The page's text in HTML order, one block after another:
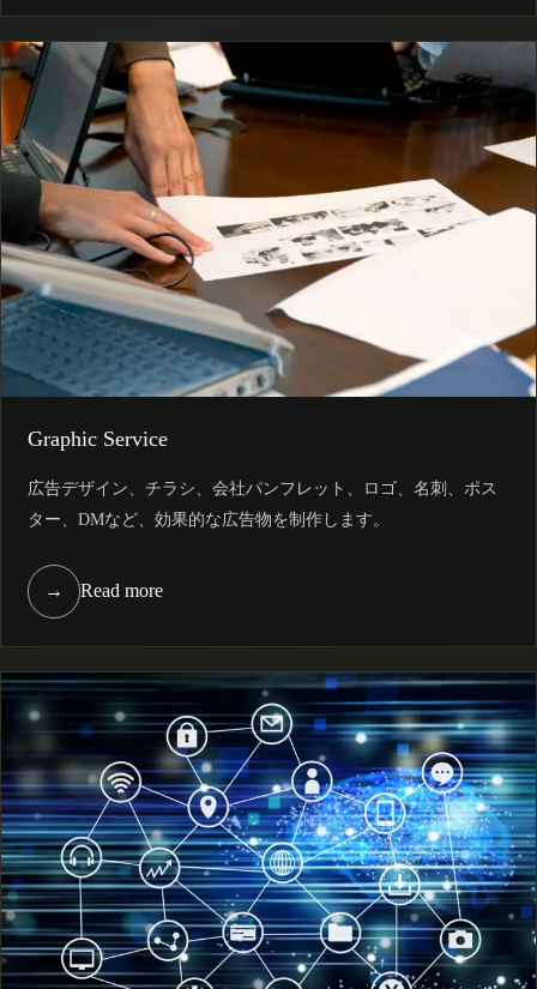
Graphic Service
広告デザイン、チラシ、会社パンフレット、ロゴ、名刺、ポス
ター、DMなど、効果的な広告物を制作します。
→ Read more